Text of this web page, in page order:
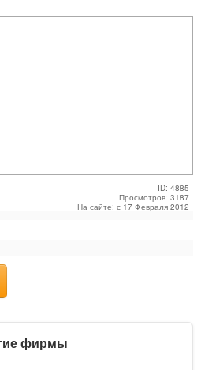
ID: 4885
Просмотров: 3187
На сайте: с 17 Февраля 2012
фирмы